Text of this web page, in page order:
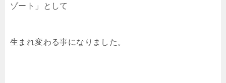
ゾート」として
生まれ変わる事になりました。